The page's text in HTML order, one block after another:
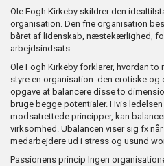
Ole Fogh Kirkeby skildrer den
organisation. Den frie organisation
båret af lidenskab, næstekærlighed,
arbejdsindsats.
Ole Fogh Kirkeby forklarer, hvordan
styre en organisation: den erotiske og
opgave at balancere disse to
bruge begge potentialer. Hvis
modsatrettede principper, kan
virksomhed. Ubalancen viser sig fx
medarbejdere ud i stress og usund
Passionens princip Ingen